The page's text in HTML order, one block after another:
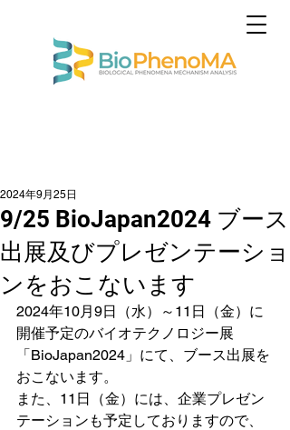
9/25 BioJapan2024 ブース
出展及びプレゼンテーショ
ンをおこないます
2024年9月25日
2024年10月9日（水）～11日（金）に
開催予定のバイオテクノロジー展
「BioJapan2024」にて、ブース出展を
おこないます。
また、11日（金）には、企業プレゼン
テーションも予定しておりますので、